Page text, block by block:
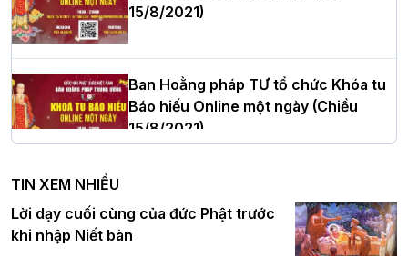
Thượng tọa Thích Tâm Chính được suy
cử tân Trưởng ban Trị sự GHPGVN tỉnh
Hà Nội: Tăng Ni Trường hạ Bồ Đề trang
nghiêm tác pháp Tiền an cư PL.2570 –
DL.2026
15/8/2021)
Ban Hoằng pháp TƯ tổ chức Khóa tu
Báo hiếu Online một ngày (Chiều
15/8/2021)
Ban Hoằng pháp TƯ tổ chức Khóa tu
Báo hiếu Online một ngày (Sáng
15/8/2021)
TIN XEM NHIỀU
Lời dạy cuối cùng của đức Phật trước
khi nhập Niết bàn